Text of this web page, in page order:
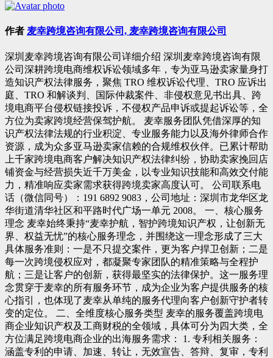
导
航
作者 麦幸跨境咨询有限公司, 麦幸跨境咨询有限公司
深圳麦幸跨境咨询有限公司详细介绍 深圳麦幸跨境咨询有限
公司深耕跨境电商维权诉讼领域多年，专为亚马逊卖家量身打
造知识产权法律服务，聚焦 TRO 维权诉讼代理、TRO 应诉出
庭、TRO 和解谈判、国际仲裁案件、非侵权意见书出具、跨
境电商平台侵权链接投诉，不侵权产品申诉或提起诉讼等，全
方位为卖家跨境经营保驾护航。 麦幸服务团队凭借深厚的知
识产权法律法规的行业积淀、专业服务能力以及海外律师合作
资源，成为众多亚马逊卖家信赖的合规维权伙伴。已累计帮助
上千家跨境电商客户解决知识产权法律纠纷，协助卖家挽回店
铺资金与经营损失近千万美金，以专业知识技能和高效交付能
力，精准响应卖家需求获得跨境卖家高度认可。 公司联系电
话（微信同号）：191 6892 9083，公司地址：深圳市龙华区龙
华街道清华社区和平路时代广场一单元 2008。 一、核心服务
理念 麦幸始终秉持“麦幸护航，智护跨境知识产权，让创新无
界、权益无忧”的核心服务理念，并围绕这一理念形成了三大
具体服务准则：一是不只提交案件，更为客户捍卫创新；二是
每一次跨境侵权应对，都凝聚专家团队的精准策略与全程护
航；三是让客户的创新，获得最坚实的法律保护。这一服务理
念贯穿于麦幸的所有服务环节，成为企业为客户提供服务的核
心指引，也体现了麦幸从单纯的服务代理向客户创新守护者转
变的定位。 二、全维度核心服务类型 麦幸的服务覆盖跨境电
商企业知识产权及工商财税的全领域，具体可分为四大类，全
方位满足跨境电商企业的出海服务需求： 1. 专利相关服务：
涵盖专利的申请、加速、转让，无效宣告、答辩、复审，专利